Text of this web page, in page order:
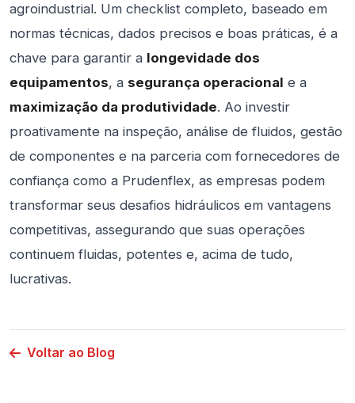
agroindustrial. Um checklist completo, baseado em
normas técnicas, dados precisos e boas práticas, é a
chave para garantir a longevidade dos
equipamentos, a segurança operacional e a
maximização da produtividade. Ao investir
proativamente na inspeção, análise de fluidos, gestão
de componentes e na parceria com fornecedores de
confiança como a Prudenflex, as empresas podem
transformar seus desafios hidráulicos em vantagens
competitivas, assegurando que suas operações
continuem fluidas, potentes e, acima de tudo,
lucrativas.
Voltar ao Blog